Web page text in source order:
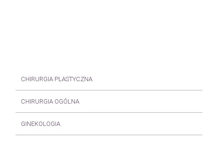
CHIRURGIA PLASTYCZNA
CHIRURGIA OGÓLNA
GINEKOLOGIA